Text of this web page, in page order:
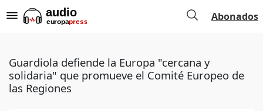
Abonados
Guardiola defiende la Europa "cercana y
solidaria" que promueve el Comité Europeo de
las Regiones